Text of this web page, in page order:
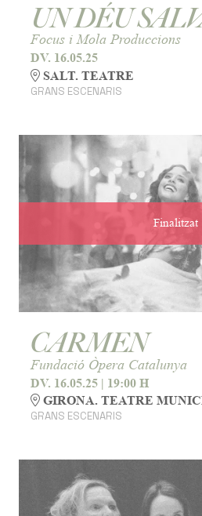
UN DÉU
Focus i Mola Produccions
DV. 16.05.25
SALT. TEATRE
GRANS ESCENARIS
Finalitzat
CARMEN
Fundació Òpera Catalunya
DV. 16.05.25 | 19:00 H
GIRONA. TEATRE
GRANS ESCENARIS